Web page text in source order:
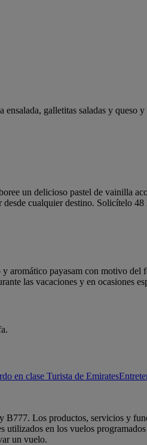
galletitas saladas y queso
un delicioso pastel de vainilla
cualquier destino. Solicítelo 48
aromático payasam con motivo
las vacaciones y en ocasiones
en clase Turista de Emirates
Los productos, servicios y
en los vuelos
un vuelo.